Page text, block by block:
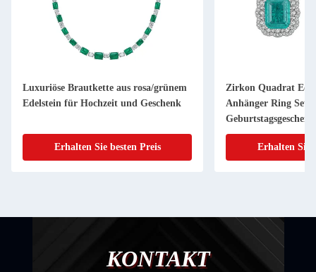
Luxuriöse Brautkette aus rosa/grünem
Edelstein für Hochzeit und Geschenk
Erhalten Sie besten Preis
Zirkon Quadrat
Anhänger Ring Set
Geburtstagsgeschenk
Erhalten Sie
KONTAKT